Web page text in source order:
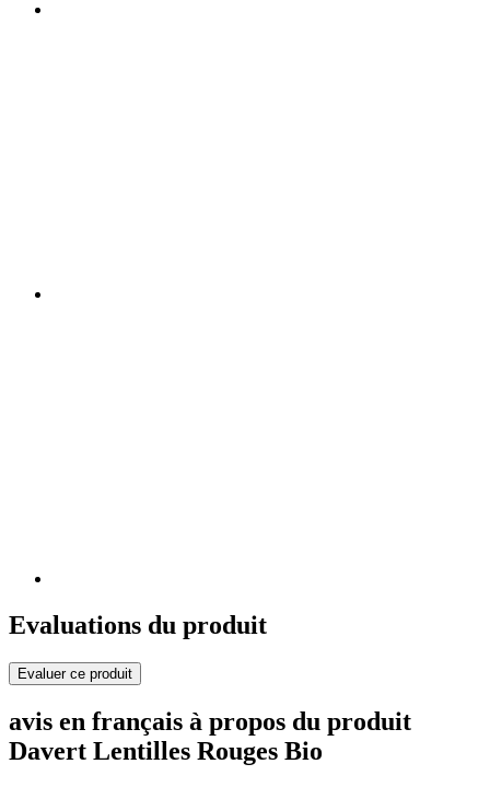
Evaluations du produit
Evaluer ce produit
avis en français à propos du produit
Davert Lentilles Rouges Bio